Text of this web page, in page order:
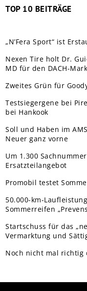
TOP 10 BEITRÄGE
„N’Fera Sport“ ist
Nexen Tire holt Dr.
MD für den DACH-
Zweites Grün für
Testsiegergene bei
bei Hankook
Soll und Haben im
Neuer ganz vorne
Um 1.300
Ersatzteilangebot
Promobil testet
50.000-km-
Sommerreifen
Startschuss für das
Vermarktung und
Noch nicht mal richtig